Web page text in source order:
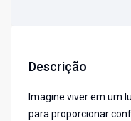
Descrição
Imagine viver em um
para proporcionar